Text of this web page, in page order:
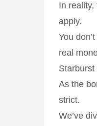
In reality,
apply.
You
real
As the
strict.
We’ve